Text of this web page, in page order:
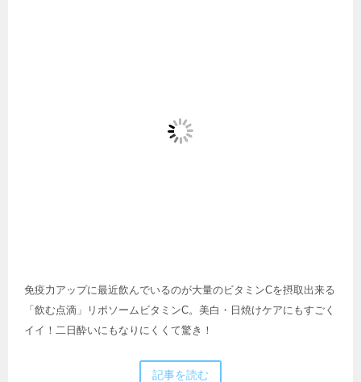
免疫力アップに最近飲んでいるのが大量のビタミンCを摂取出来る
「飲む点滴」リポソームビタミンC。美白・日焼けケアにもすごく
イイ！二日酔いにもなりにくくて驚き！
記事を読む